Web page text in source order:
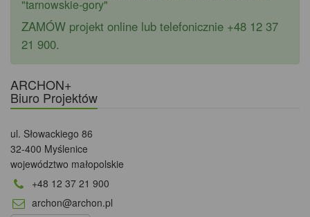
"tarnowskie-gory"
ZAMÓW projekt online lub telefonicznie +48 12 37
21 900.
ARCHON+
Biuro Projektów
ul. Słowackiego 86
32-400 Myślenice
województwo małopolskie
+48 12 37 21 900
archon@archon.pl